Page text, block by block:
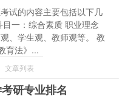
试的内容主要包括以下几
一：综合素质 职业理念
观、学生观、教师观等。 教
育法》...
文章列表
研专业排名